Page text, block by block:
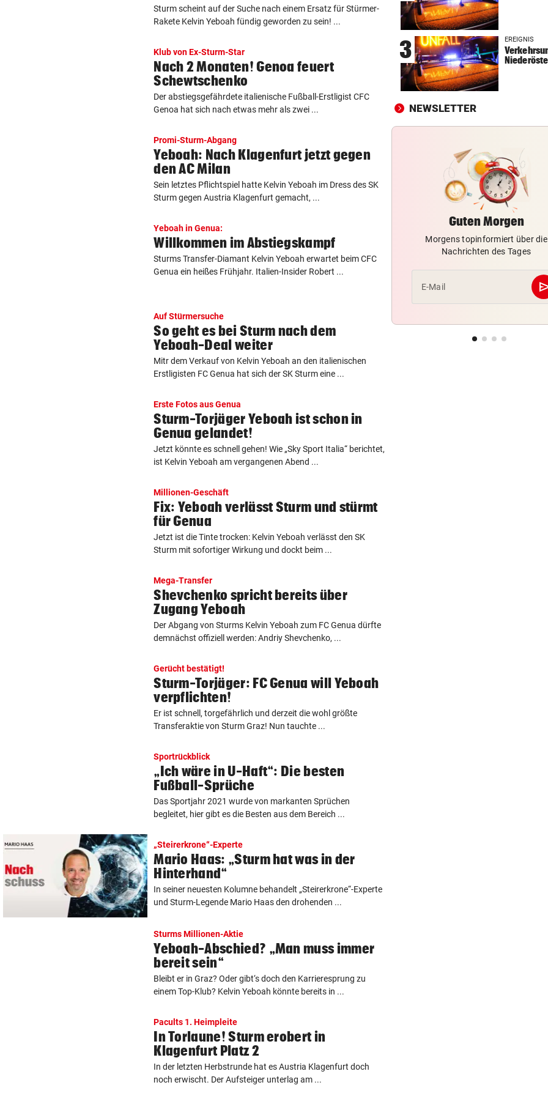
Sturm scheint auf der Suche nach einem Ersatz für Stürmer-
Rakete Kelvin Yeboah fündig geworden zu sein! ...
Klub von Ex-Sturm-Star
Nach 2 Monaten! Genoa feuert
Schewtschenko
Der abstiegsgefährdete italienische Fußball-Erstligist CFC
Genoa hat sich nach etwas mehr als zwei ...
Promi-Sturm-Abgang
Yeboah: Nach Klagenfurt jetzt gegen
den AC Milan
Sein letztes Pflichtspiel hatte Kelvin Yeboah im Dress des SK
Sturm gegen Austria Klagenfurt gemacht, ...
Yeboah in Genua:
Willkommen im Abstiegskampf
Sturms Transfer-Diamant Kelvin Yeboah erwartet beim CFC
Genua ein heißes Frühjahr. Italien-Insider Robert ...
Auf Stürmersuche
So geht es bei Sturm nach dem
Yeboah-Deal weiter
Mitr dem Verkauf von Kelvin Yeboah an den italienischen
Erstligisten FC Genua hat sich der SK Sturm eine ...
Erste Fotos aus Genua
Sturm-Torjäger Yeboah ist schon in
Genua gelandet!
Jetzt könnte es schnell gehen! Wie „Sky Sport Italia“ berichtet,
ist Kelvin Yeboah am vergangenen Abend ...
Millionen-Geschäft
Fix: Yeboah verlässt Sturm und stürmt
für Genua
Jetzt ist die Tinte trocken: Kelvin Yeboah verlässt den SK
Sturm mit sofortiger Wirkung und dockt beim ...
Mega-Transfer
Shevchenko spricht bereits über
Zugang Yeboah
Der Abgang von Sturms Kelvin Yeboah zum FC Genua dürfte
demnächst offiziell werden: Andriy Shevchenko, ...
Gerücht bestätigt!
Sturm-Torjäger: FC Genua will Yeboah
verpflichten!
Er ist schnell, torgefährlich und derzeit die wohl größte
Transferaktie von Sturm Graz! Nun tauchte ...
Sportrückblick
„Ich wäre in U-Haft“: Die besten
Fußball-Sprüche
Das Sportjahr 2021 wurde von markanten Sprüchen
begleitet, hier gibt es die Besten aus dem Bereich ...
„Steirerkrone“-Experte
Mario Haas: „Sturm hat was in der
Hinterhand“
In seiner neuesten Kolumne behandelt „Steirerkrone“-Experte
und Sturm-Legende Mario Haas den drohenden ...
Sturms Millionen-Aktie
Yeboah-Abschied? „Man muss immer
bereit sein“
Bleibt er in Graz? Oder gibt‘s doch den Karrieresprung zu
einem Top-Klub? Kelvin Yeboah könnte bereits in ...
Pacults 1. Heimpleite
In Torlaune! Sturm erobert in
Klagenfurt Platz 2
In der letzten Herbstrunde hat es Austria Klagenfurt doch
noch erwischt. Der Aufsteiger unterlag am ...
MÜHSAME ENERGIEWENDE
Heikler Kraftakt: Neue
brauchen Geduld
„KRONE“-KOMMENTAR
Das Märchen der deutschen
LANGEWEILE ALS MOTIV vor
Gotteshaus nicht Halt
3 EREIGNIS
NEWSLETTER
Guten Morgen
Morgens topinformiert über die
Nachrichten des Tages
E-Mail